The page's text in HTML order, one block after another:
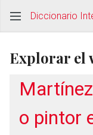
Diccionario
Explorar el
o pintor